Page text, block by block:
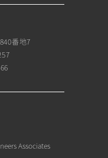
番地7
Associates